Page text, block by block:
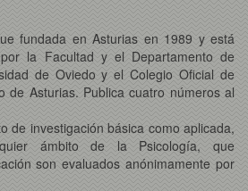
fundada en Asturias en 1989 y está
la Facultad y el Departamento de
de Oviedo y el Colegio Oficial de
de Asturias. Publica cuatro números al
de investigación básica como aplicada,
ámbito de la Psicología, que
son evaluados anónimamente por